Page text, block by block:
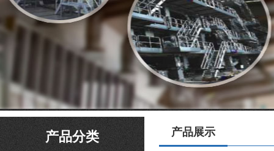
产品分类 产品展示